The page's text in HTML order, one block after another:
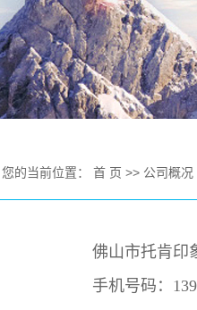
机
开箱机/封箱
机
机器人应用
滑轨捆绑机
您的当前位置： 首 页 >> 公司概况
佛山市托肯印
手机号码：